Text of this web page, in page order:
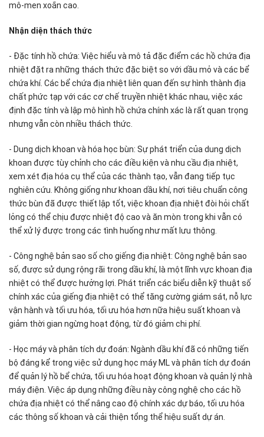
mô-men xoắn cao.
Nhận diện thách thức
- Đặc tính hồ chứa: Việc hiểu và mô tả đặc điểm các hồ chứa địa
nhiệt đặt ra những thách thức đặc biệt so với dầu mỏ và các bể
chứa khí. Các bể chứa địa nhiệt liên quan đến sự hình thành địa
chất phức tạp với các cơ chế truyền nhiệt khác nhau, việc xác
định đặc tính và lập mô hình hồ chứa chính xác là rất quan trọng
nhưng vẫn còn nhiều thách thức.
- Dung dịch khoan và hóa học bùn: Sự phát triển của dung dịch
khoan được tùy chỉnh cho các điều kiện và nhu cầu địa nhiệt,
xem xét địa hóa cụ thể của các thành tạo, vẫn đang tiếp tục
nghiên cứu. Không giống như khoan dầu khí, nơi tiêu chuẩn công
thức bùn đã được thiết lập tốt, việc khoan địa nhiệt đòi hỏi chất
lỏng có thể chịu được nhiệt độ cao và ăn mòn trong khi vẫn có
thể xử lý được trong các tình huống như mất lưu thông.
- Công nghệ bản sao số cho giếng địa nhiệt: Công nghệ bản sao
số, được sử dụng rộng rãi trong dầu khí, là một lĩnh vực khoan địa
nhiệt có thể được hưởng lợi. Phát triển các biểu diễn kỹ thuật số
chính xác của giếng địa nhiệt có thể tăng cường giám sát, nỗ lực
vận hành và tối ưu hóa, tối ưu hóa hơn nữa hiệu suất khoan và
giảm thời gian ngừng hoạt động, từ đó giảm chi phí.
- Học máy và phân tích dự đoán: Ngành dầu khí đã có những tiến
bộ đáng kể trong việc sử dụng học máy ML và phân tích dự đoán
để quản lý hồ bể chứa, tối ưu hóa hoạt động khoan và quản lý nhà
máy điện. Việc áp dụng những điều này công nghệ cho các hồ
chứa địa nhiệt có thể nâng cao độ chính xác dự báo, tối ưu hóa
các thông số khoan và cải thiện tổng thể hiệu suất dự án.